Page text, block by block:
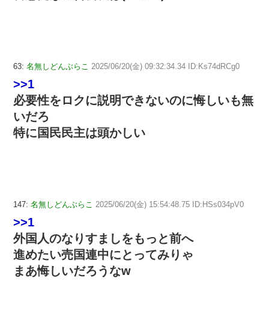
63: 名無しどんぶらこ 2025/06/20(金) 09:32:34.34 ID:Ks74dRCg0
>>1
必要性をロクに説明できないのに悔しいも無
いだろ
特に国民民主は頭かしい
147: 名無しどんぶらこ 2025/06/20(金) 15:54:48.75 ID:HSs034pV0
>>1
外国人のなりすましをもっと前へ
進めたい売国連中にとってみりゃ
まあ悔しいだろうなw